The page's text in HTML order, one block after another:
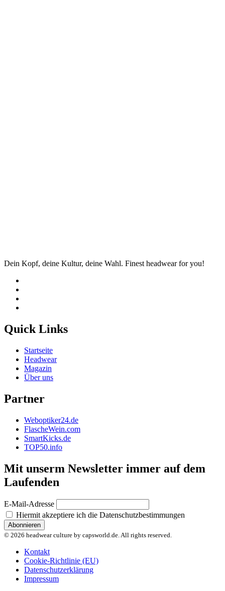
Dein Kopf, deine Kultur, deine Wahl. Finest headwear for you!
Quick Links
Startseite
Headwear
Magazin
Über uns
Partner
Weboptiker24.de
FlascheWein.com
SmartKicks.de
TOP50.info
Mit unserm Newsletter immer auf dem
Laufenden
E-Mail-Adresse
Hiermit akzeptiere ich die Datenschutzbestimmungen
© 2026 headwear culture by capsworld.de. All rights reserved.
Kontakt
Cookie-Richtlinie (EU)
Datenschutzerklärung
Impressum